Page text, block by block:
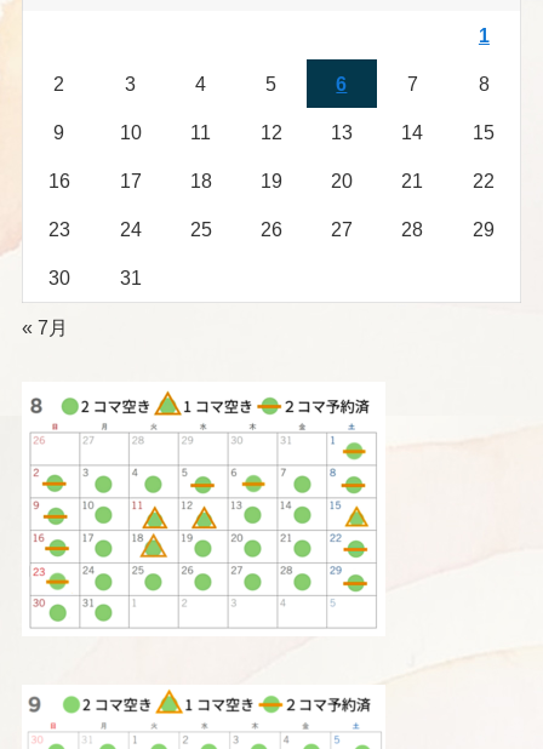
1
2 3 4 5 6 7 8
9 10 11 12 13 14 15
16 17 18 19 20 21 22
23 24 25 26 27 28 29
30 31
« 7月